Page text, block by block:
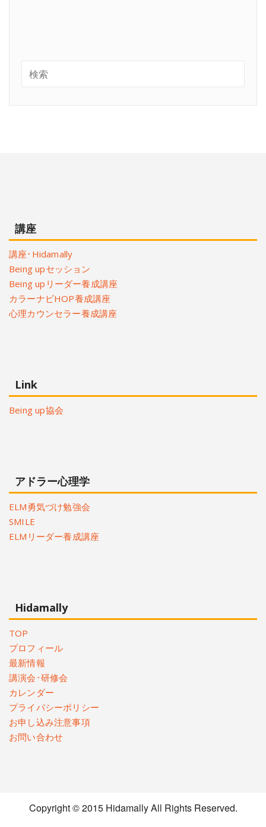
講座
講座･Hidamally
Being upセッション
Being upリーダー養成講座
カラーナビHOP養成講座
心理カウンセラー養成講座
Link
Being up協会
アドラー心理学
ELM勇気づけ勉強会
SMILE
ELMリーダー養成講座
Hidamally
TOP
プロフィール
最新情報
講演会･研修会
カレンダー
プライバシーポリシー
お申し込み注意事項
お問い合わせ
Copyright © 2015 Hidamally All Rights Reserved.